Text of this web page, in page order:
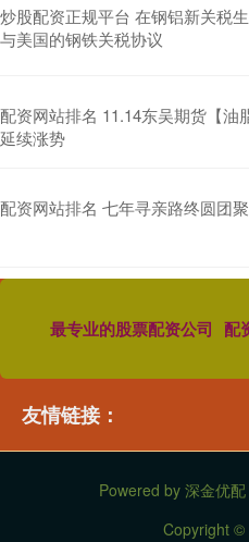
炒股配资正规平台 在钢铝新关税
与美国的钢铁关税协议
配资网站排名 11.14东吴期货【油
延续涨势
配资网站排名 七年寻亲路终圆团
最专业的股票配资公司 配
友情链接：
Powered by 深金优配
Copyright ©